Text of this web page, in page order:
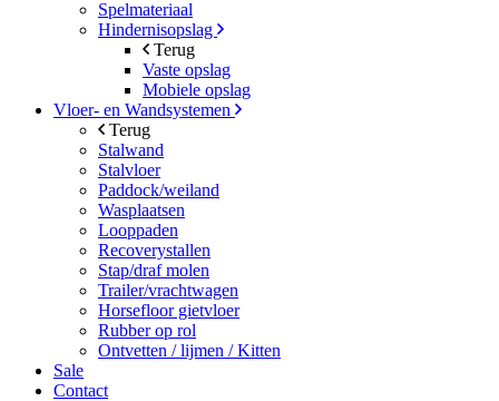
Spelmateriaal
Hindernisopslag
Terug
Vaste opslag
Mobiele opslag
Vloer- en Wandsystemen
Terug
Stalwand
Stalvloer
Paddock/weiland
Wasplaatsen
Looppaden
Recoverystallen
Stap/draf molen
Trailer/vrachtwagen
Horsefloor gietvloer
Rubber op rol
Ontvetten / lijmen / Kitten
Sale
Contact